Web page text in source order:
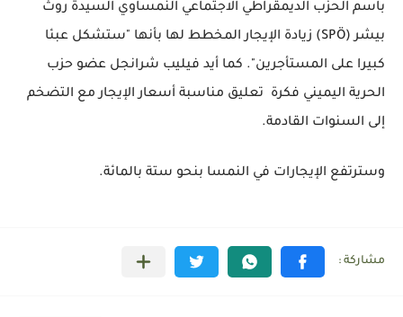
باسم الحزب الديمقراطي الاجتماعي النمساوي السيدة روث
بيشر (SPÖ) زيادة الإيجار المخطط لها بأنها "ستشكل عبئا
كبيرا على المستأجرين". كما أيد فيليب شرانجل عضو حزب
الحرية اليميني فكرة تعليق مناسبة أسعار الإيجار مع التضخم
إلى السنوات القادمة.
وسترتفع الإيجارات في النمسا بنحو ستة بالمائة.